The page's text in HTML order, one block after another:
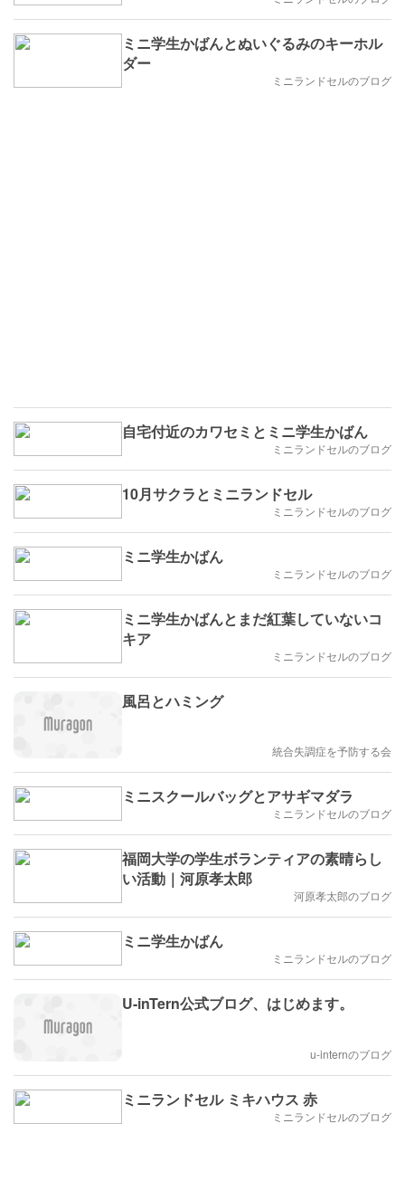
ミニ学生かばんとぬいぐるみのキーホル
ダー
ミニランドセルのブログ
自宅付近のカワセミとミニ学生かばん
ミニランドセルのブログ
10月サクラとミニランドセル
ミニランドセルのブログ
ミニ学生かばん
ミニランドセルのブログ
ミニ学生かばんとまだ紅葉していないコ
キア
ミニランドセルのブログ
風呂とハミング
統合失調症を予防する会
ミニスクールバッグとアサギマダラ
ミニランドセルのブログ
福岡大学の学生ボランティアの素晴らし
い活動｜河原孝太郎
河原孝太郎のブログ
ミニ学生かばん
ミニランドセルのブログ
U-inTern公式ブログ、はじめます。
u-internのブログ
ミニランドセル ミキハウス 赤
ミニランドセルのブログ